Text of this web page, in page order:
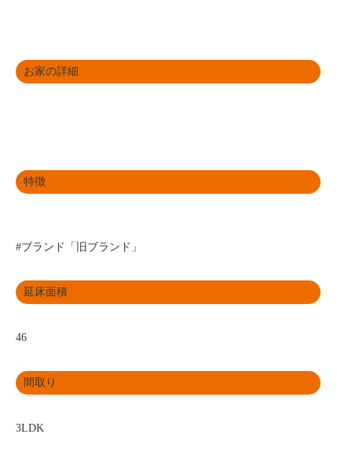
お家の詳細
特徴
#ブランド「旧ブランド」
延床面積
46
間取り
3LDK